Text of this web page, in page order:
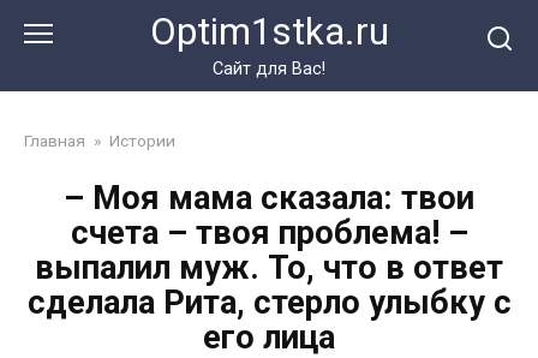
Optim1stka.ru
Сайт для Вас!
Главная » Истории
– Моя мама сказала: твои
счета – твоя проблема! –
выпалил муж. То, что в ответ
сделала Рита, стерло улыбку с
его лица